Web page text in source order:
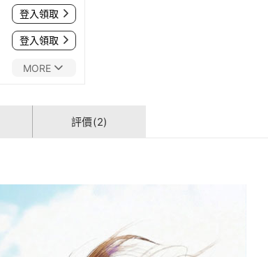
登入領取
登入領取
MORE
評價(2)